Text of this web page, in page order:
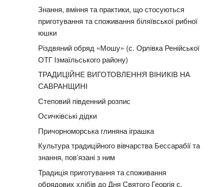
Знання, вміння та практики, що стосуються
приготування та споживання біляївської рибної
юшки
Різдвяний обряд «Мошу» (с. Орлівка Ренійської
ОТГ Ізмаїльського району)
ТРАДИЦІЙНЕ ВИГОТОВЛЕННЯ ВІНИКІВ НА
САВРАНЩИНІ
Степовий південний розпис
Осичківські дідки
Причорноморська глиняна іграшка
Культура традиційного вівчарства Бессарабії та
знання, пов’язані з ним
Традиція приготування та споживання
обрядових хлібів до Дня Святого Георгія с.